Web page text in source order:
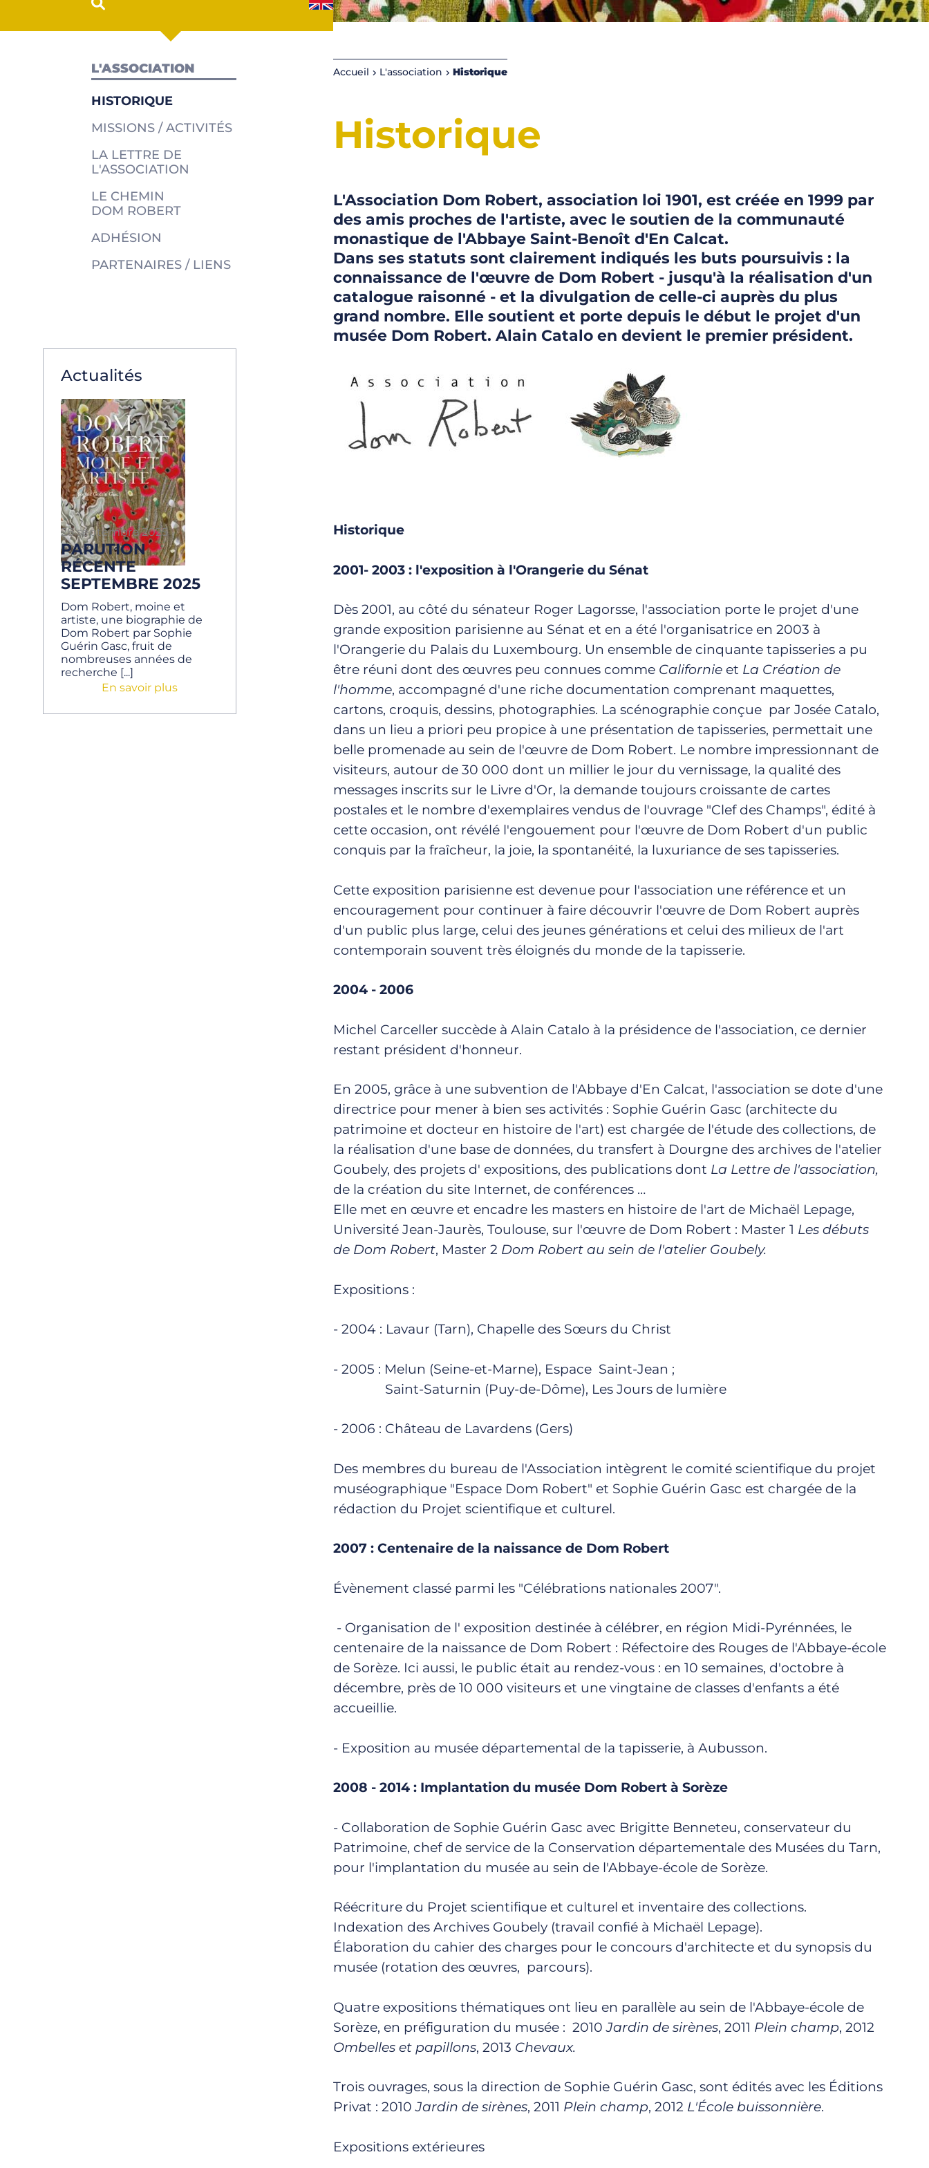
Accueil L'association Historique
Historique
L'Association Dom Robert, association loi 1901, est créée en 1999 par
des amis proches de l'artiste, avec le soutien de la communauté
monastique de l'Abbaye Saint-Benoît d'En Calcat.
Dans ses statuts sont clairement indiqués les buts poursuivis : la
connaissance de l'œuvre de Dom Robert - jusqu'à la réalisation d'un
catalogue raisonné - et la divulgation de celle-ci auprès du plus
grand nombre. Elle soutient et porte depuis le début le projet d'un
musée Dom Robert. Alain Catalo en devient le premier président.
Historique
2001- 2003 : l'exposition à l'Orangerie du Sénat
Dès 2001, au côté du sénateur Roger Lagorsse, l'association porte le projet d'une
grande exposition parisienne au Sénat et en a été l'organisatrice en 2003 à
l'Orangerie du Palais du Luxembourg. Un ensemble de cinquante tapisseries a pu
être réuni dont des œuvres peu connues comme Californie et La Création de
l'homme, accompagné d'une riche documentation comprenant maquettes,
cartons, croquis, dessins, photographies. La scénographie conçue par Josée Catalo,
dans un lieu a priori peu propice à une présentation de tapisseries, permettait une
belle promenade au sein de l'œuvre de Dom Robert. Le nombre impressionnant de
visiteurs, autour de 30 000 dont un millier le jour du vernissage, la qualité des
messages inscrits sur le Livre d'Or, la demande toujours croissante de cartes
postales et le nombre d'exemplaires vendus de l'ouvrage "Clef des Champs", édité à
cette occasion, ont révélé l'engouement pour l'œuvre de Dom Robert d'un public
conquis par la fraîcheur, la joie, la spontanéité, la luxuriance de ses tapisseries.
Cette exposition parisienne est devenue pour l'association une référence et un
encouragement pour continuer à faire découvrir l'œuvre de Dom Robert auprès
d'un public plus large, celui des jeunes générations et celui des milieux de l'art
contemporain souvent très éloignés du monde de la tapisserie.
2004 - 2006
Michel Carceller succède à Alain Catalo à la présidence de l'association, ce dernier
restant président d'honneur.
En 2005, grâce à une subvention de l'Abbaye d'En Calcat, l'association se dote d'une
directrice pour mener à bien ses activités : Sophie Guérin Gasc (architecte du
patrimoine et docteur en histoire de l'art) est chargée de l'étude des collections, de
la réalisation d'une base de données, du transfert à Dourgne des archives de l'atelier
Goubely, des projets d' expositions, des publications dont La Lettre de l'association,
de la création du site Internet, de conférences …
Elle met en œuvre et encadre les masters en histoire de l'art de Michaël Lepage,
Université Jean-Jaurès, Toulouse, sur l'œuvre de Dom Robert : Master 1 Les débuts
de Dom Robert, Master 2 Dom Robert au sein de l'atelier Goubely.
Expositions :
- 2004 : Lavaur (Tarn), Chapelle des Sœurs du Christ
- 2005 : Melun (Seine-et-Marne), Espace Saint-Jean ;
Saint-Saturnin (Puy-de-Dôme), Les Jours de lumière
- 2006 : Château de Lavardens (Gers)
Des membres du bureau de l'Association intègrent le comité scientifique du projet
muséographique "Espace Dom Robert" et Sophie Guérin Gasc est chargée de la
rédaction du Projet scientifique et culturel.
2007 : Centenaire de la naissance de Dom Robert
Évènement classé parmi les "Célébrations nationales 2007".
- Organisation de l' exposition destinée à célébrer, en région Midi-Pyrénnées, le
centenaire de la naissance de Dom Robert : Réfectoire des Rouges de l'Abbaye-école
de Sorèze. Ici aussi, le public était au rendez-vous : en 10 semaines, d'octobre à
décembre, près de 10 000 visiteurs et une vingtaine de classes d'enfants a été
accueillie.
- Exposition au musée départemental de la tapisserie, à Aubusson.
2008 - 2014 : Implantation du musée Dom Robert à Sorèze
- Collaboration de Sophie Guérin Gasc avec Brigitte Benneteu, conservateur du
Patrimoine, chef de service de la Conservation départementale des Musées du Tarn,
pour l'implantation du musée au sein de l'Abbaye-école de Sorèze.
Réécriture du Projet scientifique et culturel et inventaire des collections.
Indexation des Archives Goubely (travail confié à Michaël Lepage).
Élaboration du cahier des charges pour le concours d'architecte et du synopsis du
musée (rotation des œuvres, parcours).
Quatre expositions thématiques ont lieu en parallèle au sein de l'Abbaye-école de
Sorèze, en préfiguration du musée : 2010Jardin de sirènes, 2011 Plein champ, 2012
Ombelles et papillons, 2013 Chevaux.
Trois ouvrages, sous la direction de Sophie Guérin Gasc, sont édités avec les Éditions
Privat : 2010Jardin de sirènes, 2011 Plein champ, 2012 L'École buissonnière.
Expositions extérieures
L'ASSOCIATION
HISTORIQUE
MISSIONS / ACTIVITÉS
LA LETTRE DE
L'ASSOCIATION
LE CHEMIN
DOM ROBERT
ADHÉSION
PARTENAIRES / LIENS
Actualités
28 septembre 2025
PARUTION
RÉCENTE
SEPTEMBRE 2025
Dom Robert, moine et
artiste, une biographie de
Dom Robert par Sophie
Guérin Gasc, fruit de
nombreuses années de
recherche [...]
En savoir plus